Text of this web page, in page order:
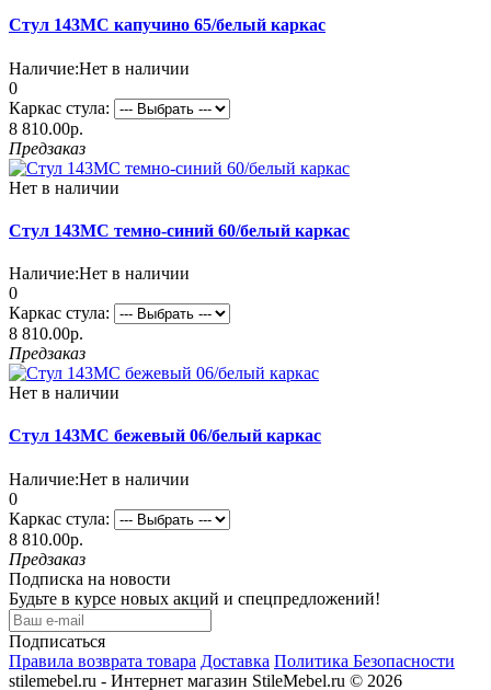
Стул 143МС капучино 65/белый каркас
Наличие:Нет в наличии
0
Каркас стула:
8 810.00р.
Предзаказ
Нет в наличии
Стул 143МС темно-синий 60/белый каркас
Наличие:Нет в наличии
0
Каркас стула:
8 810.00р.
Предзаказ
Нет в наличии
Стул 143МС бежевый 06/белый каркас
Наличие:Нет в наличии
0
Каркас стула:
8 810.00р.
Предзаказ
Подписка на новости
Будьте в курсе новых акций и спецпредложений!
Подписаться
Правила возврата товара Доставка Политика Безопасности
stilemebel.ru - Интернет магазин StileMebel.ru © 2026